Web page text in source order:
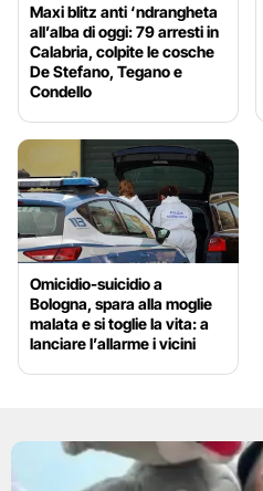
Maxi blitz anti ‘ndrangheta
all’alba di oggi: 79 arresti in
Calabria, colpite le cosche
De Stefano, Tegano e
Condello
Omicidio-suicidio a
Bologna, spara alla moglie
malata e si toglie la vita: a
lanciare l’allarme i vicini